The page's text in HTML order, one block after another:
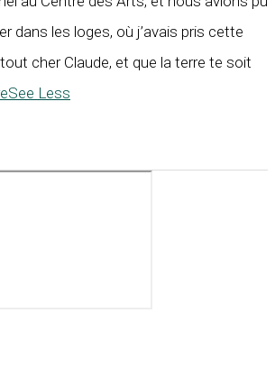
dans les loges, où j’avais pris cette
cher Claude, et que la terre te soit
See Less